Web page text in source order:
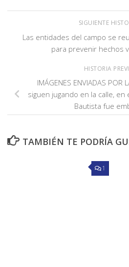
SIGUIENTE
Las entidades del campo se
para prevenir hechos
HISTORIA
IMÁGENES ENVIADAS POR
siguen jugando en la calle,
Bautista fue
TAMBIÉN TE PODRÍA
1